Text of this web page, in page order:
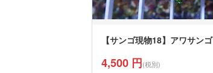
【サンゴ現物18】アワサンゴ
4,500 円(税別)